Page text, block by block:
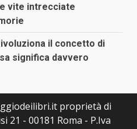
vite intrecciate
il concetto di
significa davvero
proprietà di
21 - 00181 Roma - P.Iva